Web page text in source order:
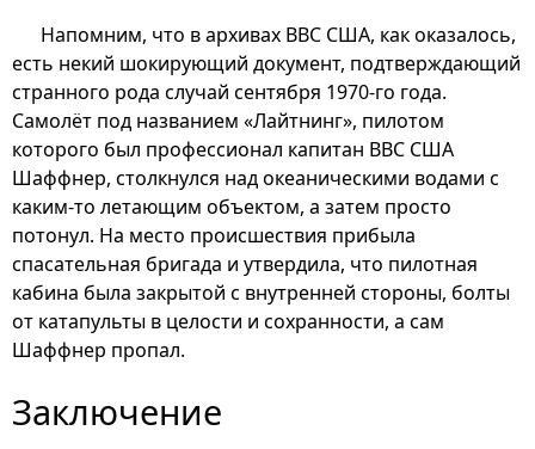
Напомним, что в архивах ВВС США, как оказалось,
есть некий шокирующий документ, подтверждающий
странного рода случай сентября 1970-го года.
Самолёт под названием «Лайтнинг», пилотом
которого был профессионал капитан ВВС США
Шаффнер, столкнулся над океаническими водами с
каким-то летающим объектом, а затем просто
потонул. На место происшествия прибыла
спасательная бригада и утвердила, что пилотная
кабина была закрытой с внутренней стороны, болты
от катапульты в целости и сохранности, а сам
Шаффнер пропал.
Заключение